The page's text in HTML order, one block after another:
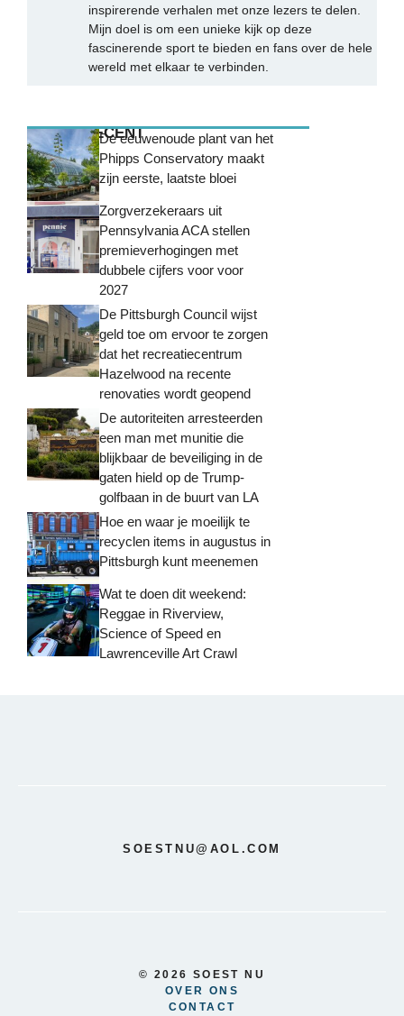
inspirerende verhalen met onze lezers te delen.
Mijn doel is om een unieke kijk op deze
fascinerende sport te bieden en fans over de hele
wereld met elkaar te verbinden.
MEEST RECENTDe eeuwenoude plant van het
Phipps Conservatory maakt
zijn eerste, laatste bloei
Zorgverzekeraars uit
Pennsylvania ACA stellen
premieverhogingen met
dubbele cijfers voor voor
2027
De Pittsburgh Council wijst
geld toe om ervoor te zorgen
dat het recreatiecentrum
Hazelwood na recente
renovaties wordt geopend
De autoriteiten arresteerden
een man met munitie die
blijkbaar de beveiliging in de
gaten hield op de Trump-
golfbaan in de buurt van LA
Hoe en waar je moeilijk te
recyclen items in augustus in
Pittsburgh kunt meenemen
Wat te doen dit weekend:
Reggae in Riverview,
Science of Speed ​​en
Lawrenceville Art Crawl
SOESTNU@AOL.COM
© 2026 SOEST NU
OVER ONS
CONTACT